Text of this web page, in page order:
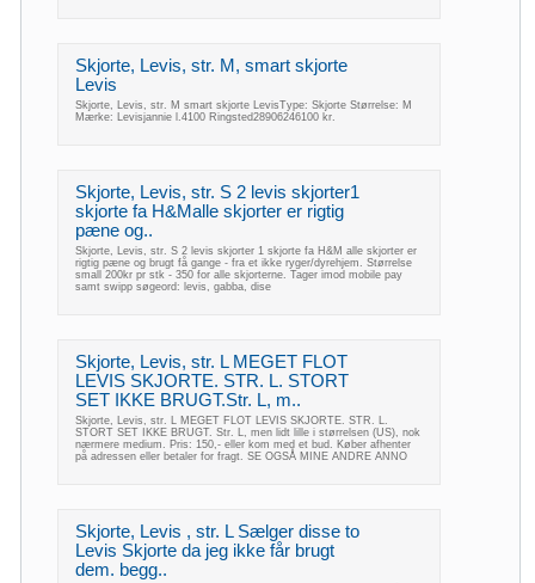
Skjorte, Levis, str. M, smart skjorte
Levis
Skjorte, Levis, str. M smart skjorte LevisType: Skjorte Størrelse: M
Mærke: Levisjannie l.4100 Ringsted28906246100 kr.
Skjorte, Levis, str. S 2 levis skjorter1
skjorte fa H&Malle skjorter er rigtig
pæne og..
Skjorte, Levis, str. S 2 levis skjorter 1 skjorte fa H&M alle skjorter er
rigtig pæne og brugt få gange - fra et ikke ryger/dyrehjem. Størrelse
small 200kr pr stk - 350 for alle skjorterne. Tager imod mobile pay
samt swipp søgeord: levis, gabba, dise
Skjorte, Levis, str. L MEGET FLOT
LEVIS SKJORTE. STR. L. STORT
SET IKKE BRUGT.Str. L, m..
Skjorte, Levis, str. L MEGET FLOT LEVIS SKJORTE. STR. L.
STORT SET IKKE BRUGT. Str. L, men lidt lille i størrelsen (US), nok
nærmere medium. Pris: 150,- eller kom med et bud. Køber afhenter
på adressen eller betaler for fragt. SE OGSÅ MINE ANDRE ANNO
Skjorte, Levis , str. L Sælger disse to
Levis Skjorte da jeg ikke får brugt
dem. begg..